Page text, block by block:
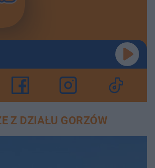
Z DZIAŁU GORZÓW